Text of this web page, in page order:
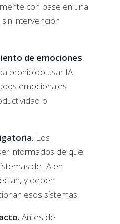
con base en una
intervención
de emociones
prohibido usar IA
emocionales
o
Los
informados de que
de IA en
y deben
esos sistemas.
Antes de